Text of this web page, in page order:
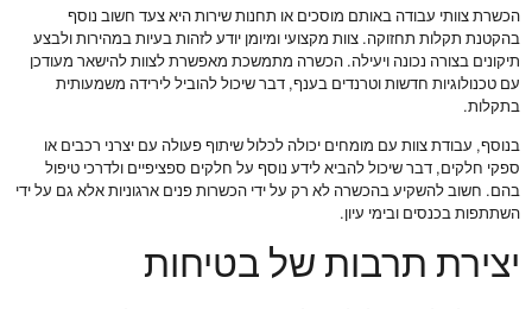
הכשרת צוותי עבודה באותם מוסכים או תחנות שירות היא צעד חשוב נוסף
בהקטנת תקלות תחזוקה. צוות מקצועי ומיומן יודע לזהות בעיות במהירות ולבצע
תיקונים בצורה נכונה ויעילה. הכשרה מתמשכת מאפשרת לצוות להישאר מעודכן
עם טכנולוגיות חדשות וטרנדים בענף, דבר שיכול להוביל לירידה משמעותית
בתקלות.
בנוסף, עבודת צוות עם מומחים יכולה לכלול שיתוף פעולה עם יצרני רכבים או
ספקי חלקים, דבר שיכול להביא לידע נוסף על חלקים ספציפיים ולדרכי טיפול
בהם. חשוב להשקיע בהכשרה לא רק על ידי הכשרות פנים ארגוניות אלא גם על ידי
השתתפות בכנסים ובימי עיון.
יצירת תרבות של בטיחות